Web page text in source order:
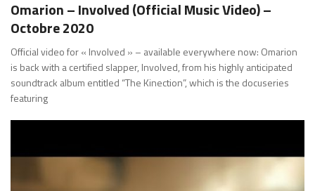
Omarion – Involved (Official Music Video) –
Octobre 2020
Official video for « Involved » – available everywhere now: Omarion
is back with a certified slapper, Involved, from his highly anticipated
soundtrack album entitled “The Kinection”, which is the docuseries
featuring